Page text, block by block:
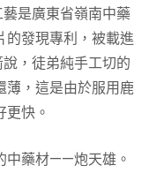
是廣東省嶺南中藥
的發現專利，被載進
，徒弟純手工切的
薄，這是由於服用鹿
快。
中藥材——炮天雄。